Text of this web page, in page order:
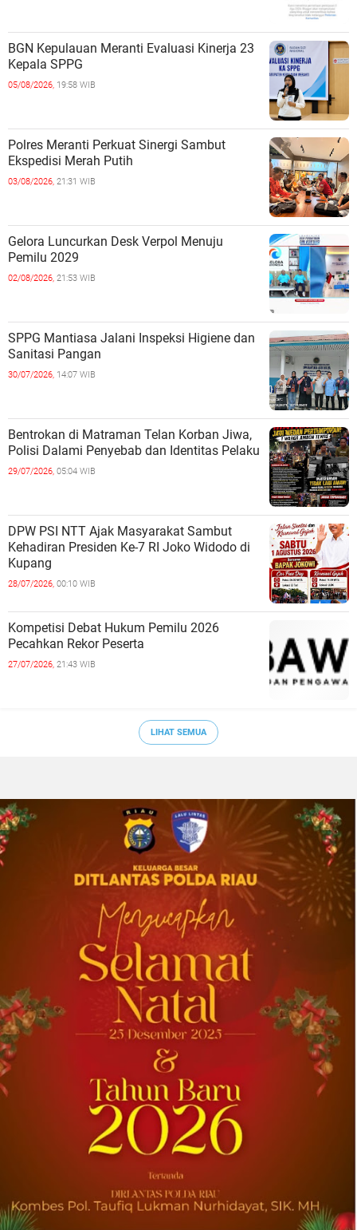
BGN Kepulauan Meranti Evaluasi Kinerja 23
Kepala SPPG
05/08/2026, 19:58 WIB
Polres Meranti Perkuat Sinergi Sambut
Ekspedisi Merah Putih
03/08/2026, 21:31 WIB
Gelora Luncurkan Desk Verpol Menuju
Pemilu 2029
02/08/2026, 21:53 WIB
SPPG Mantiasa Jalani Inspeksi Higiene dan
Sanitasi Pangan
30/07/2026, 14:07 WIB
Bentrokan di Matraman Telan Korban Jiwa,
Polisi Dalami Penyebab dan Identitas Pelaku
29/07/2026, 05:04 WIB
DPW PSI NTT Ajak Masyarakat Sambut
Kehadiran Presiden Ke-7 RI Joko Widodo di
Kupang
28/07/2026, 00:10 WIB
Kompetisi Debat Hukum Pemilu 2026
Pecahkan Rekor Peserta
27/07/2026, 21:43 WIB
LIHAT SEMUA